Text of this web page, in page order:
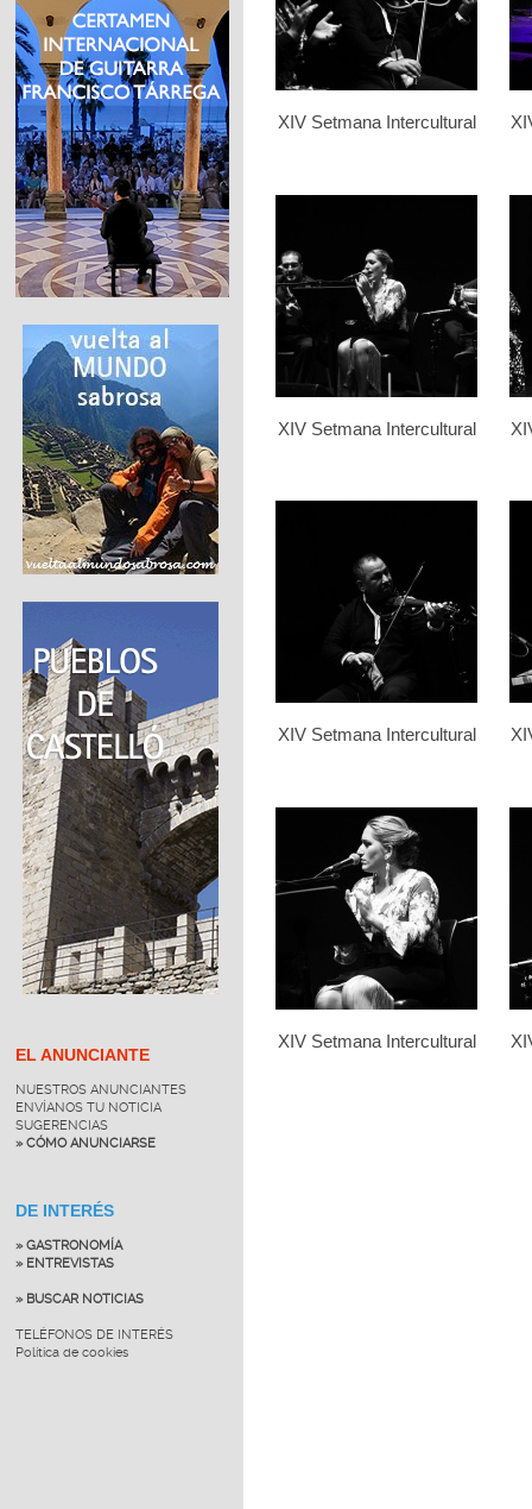
EL ANUNCIANTE
NUESTROS ANUNCIANTES
ENVÍANOS TU NOTICIA
SUGERENCIAS
» CÓMO ANUNCIARSE
DE INTERÉS
» GASTRONOMÍA
» ENTREVISTAS
» BUSCAR NOTICIAS
TELÉFONOS DE INTERÉS
Política de cookies
XIV Setmana Intercultural
XIV Setmana Intercultural
XIV Setmana Intercultural
XIV Setmana Intercultural